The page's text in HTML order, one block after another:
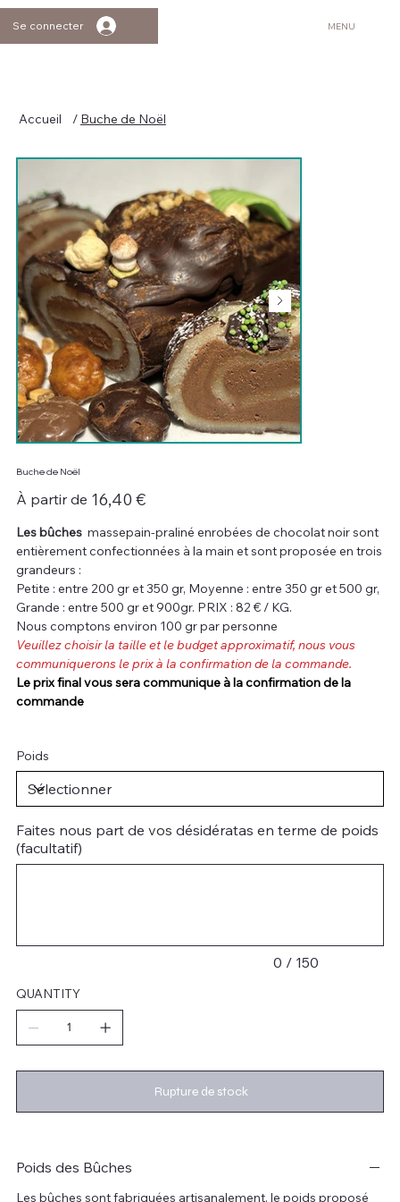
Se connecter MENU
Accueil / Buche de Noël
Buche de Noël
À partir de Prix
16,40 €
Les bûches massepain-praliné enrobées de chocolat noir sont
entièrement confectionnées à la main et sont proposée en trois
grandeurs :
Petite : entre 200 gr et 350 gr, Moyenne : entre 350 gr et 500 gr,
Grande : entre 500 gr et 900gr. PRIX : 82 € / KG.
Nous comptons environ 100 gr par personne
Veuillez choisir la taille et le budget approximatif, nous vous
communiquerons le prix à la confirmation de la commande.
Le prix final vous sera communique à la confirmation de la
commande
Poids
Faites nous part de vos désidératas en terme de poids
(facultatif)
0 / 150
QUANTITY
Rupture de stock
Poids des Bûches
Les bûches sont fabriquées artisanalement, le poids proposé